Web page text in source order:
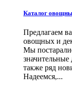
Каталог
Предлагаем
овощных и
Мы
также ряд
Надеемся,...